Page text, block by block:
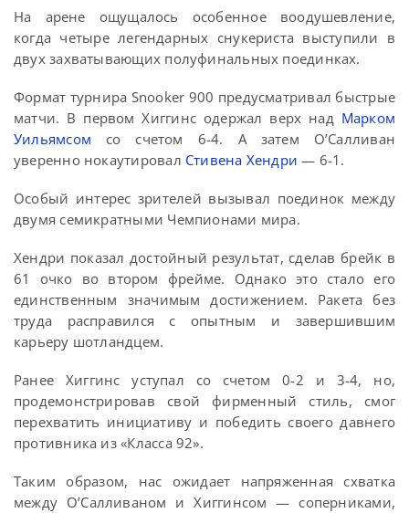
На арене ощущалось особенное воодушевление,
когда четыре легендарных снукериста выступили в
двух захватывающих полуфинальных поединках.
Формат турнира Snooker 900 предусматривал быстрые
матчи. В первом Хиггинс одержал верх над Марком
Уильямсом со счетом 6-4. А затем О’Салливан
уверенно нокаутировал Стивена Хендри — 6-1.
Особый интерес зрителей вызывал поединок между
двумя семикратными Чемпионами мира.
Хендри показал достойный результат, сделав брейк в
61 очко во втором фрейме. Однако это стало его
единственным значимым достижением. Ракета без
труда расправился с опытным и завершившим
карьеру шотландцем.
Ранее Хиггинс уступал со счетом 0-2 и 3-4, но,
продемонстрировав свой фирменный стиль, смог
перехватить инициативу и победить своего давнего
противника из «Класса 92».
Таким образом, нас ожидает напряженная схватка
между О’Салливаном и Хиггинсом — соперниками,